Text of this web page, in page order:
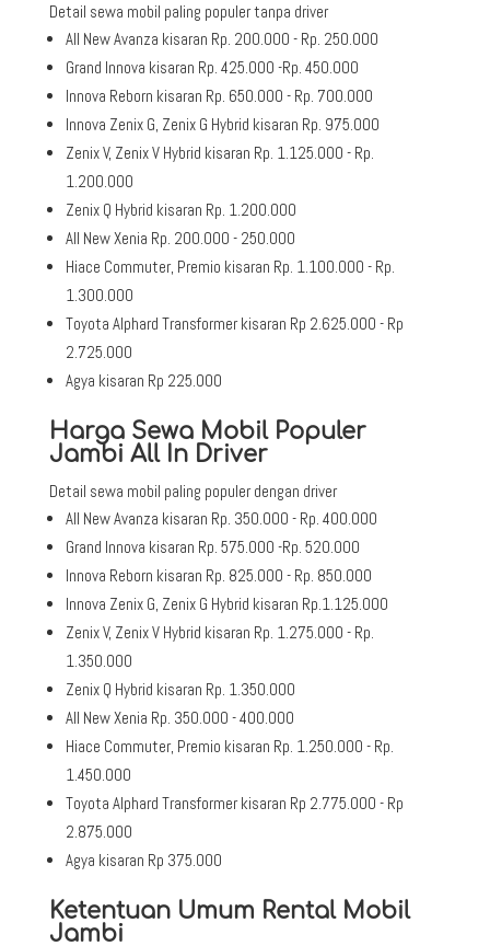
Detail sewa mobil paling populer tanpa driver
All New Avanza kisaran Rp. 200.000 - Rp. 250.000
Grand Innova kisaran Rp. 425.000 -Rp. 450.000
Innova Reborn kisaran Rp. 650.000 - Rp. 700.000
Innova Zenix G, Zenix G Hybrid kisaran Rp. 975.000
Zenix V, Zenix V Hybrid kisaran Rp. 1.125.000 - Rp.
1.200.000
Zenix Q Hybrid kisaran Rp. 1.200.000
All New Xenia Rp. 200.000 - 250.000
Hiace Commuter, Premio kisaran Rp. 1.100.000 - Rp.
1.300.000
Toyota Alphard Transformer kisaran Rp 2.625.000 - Rp
2.725.000
Agya kisaran Rp 225.000
Harga Sewa Mobil Populer
Jambi All In Driver
Detail sewa mobil paling populer dengan driver
All New Avanza kisaran Rp. 350.000 - Rp. 400.000
Grand Innova kisaran Rp. 575.000 -Rp. 520.000
Innova Reborn kisaran Rp. 825.000 - Rp. 850.000
Innova Zenix G, Zenix G Hybrid kisaran Rp.1.125.000
Zenix V, Zenix V Hybrid kisaran Rp. 1.275.000 - Rp.
1.350.000
Zenix Q Hybrid kisaran Rp. 1.350.000
All New Xenia Rp. 350.000 - 400.000
Hiace Commuter, Premio kisaran Rp. 1.250.000 - Rp.
1.450.000
Toyota Alphard Transformer kisaran Rp 2.775.000 - Rp
2.875.000
Agya kisaran Rp 375.000
Ketentuan Umum Rental Mobil
Jambi